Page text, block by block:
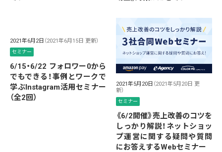
2021年6月2日 （2021年6月15日 更新）
セミナー
6/15・6/22 フォロワー0から
でもできる！事例とワークで
学ぶInstagram活用セミナー
（全2回）
2021年5月20日 （2021年5月20日 更
新）
セミナー
《6/2開催》売上改善のコツを
しっかり解説！ネットショッ
プ運営に関する疑問や質問
にお答えするWebセミナー